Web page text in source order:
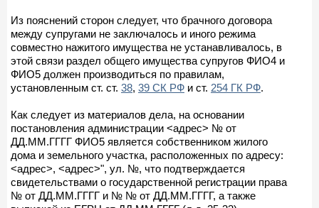
Из пояснений сторон следует, что брачного договора
между супругами не заключалось и иного режима
совместно нажитого имущества не устанавливалось, в
этой связи раздел общего имущества супругов ФИО4 и
ФИО5 должен производиться по правилам,
установленным ст. ст. 38, 39 СК РФ и ст. 254 ГК РФ.
Как следует из материалов дела, на основании
постановления администрации <адрес> № от
ДД.ММ.ГГГГ ФИО5 является собственником жилого
дома и земельного участка, расположенных по адресу:
<адрес>, <адрес>", ул. №, что подтверждается
свидетельствами о государственной регистрации права
№ от ДД.ММ.ГГГГ и № № от ДД.ММ.ГГГГ, а также